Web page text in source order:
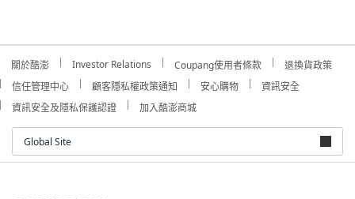
關於酷澎 Investor Relations Coupang使用者條款
退換貨政策
信任管理中心
顧客隱私權政策通知 安心購物
資訊安全
資訊安全及隱私保護認證
加入酷澎商城
Global Site